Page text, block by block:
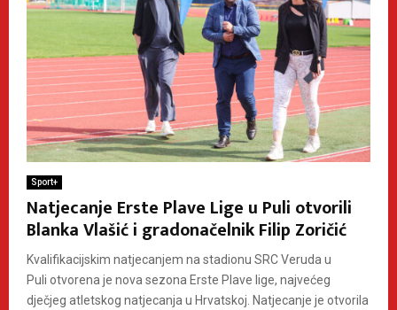
Sport+
Natjecanje Erste Plave Lige u Puli otvorili
Blanka Vlašić i gradonačelnik Filip Zoričić
Kvalifikacijskim natjecanjem na stadionu SRC Veruda u
Puli otvorena je nova sezona Erste Plave lige, najvećeg
dječjeg atletskog natjecanja u Hrvatskoj. Natjecanje je otvorila